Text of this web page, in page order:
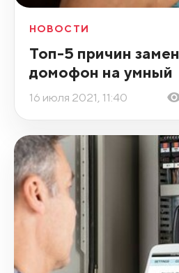
НОВОСТИ
Топ-5 причин
домофон на умный
16 июля 2021, 11:40